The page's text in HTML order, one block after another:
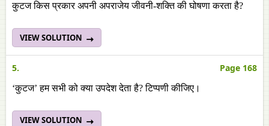
कुटज किस प्रकार अपनी अपराजेय जीवनी-शक्ति की घोषणा करता है?
VIEW SOLUTION
5. Page 168
‘कुटज’ हम सभी को क्या उपदेश देता है? टिप्पणी कीजिए।
VIEW SOLUTION